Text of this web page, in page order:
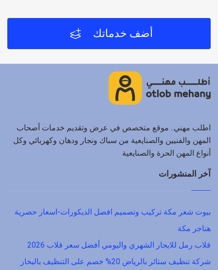
أضف خدماتك
اطلب مهني.. موقع متخصص في عرض وتقديم خدمات أصحاب
المهن والفنيين والصنايعية من سباك ونجار ودهان وكهربائي وكل
أنواع المهن الحرة والصنايعية
آخر المنشورات
بيوت شعر مكة تركيب وتصميم افضل الديكورات-اسعار حصرية
هناجر مكة
قلاب رمل للايجار الشهري واليومي أفضل سعر قلاب 2026
شركة تنظيف ستائر بالرياض 20% خصم على التنظيف بالبخار